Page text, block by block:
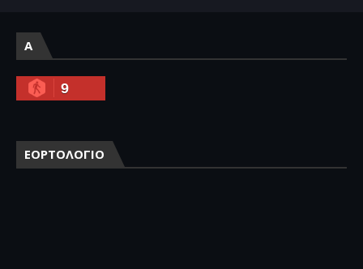
A
9
ΕΟΡΤΟΛΟΓΙΟ